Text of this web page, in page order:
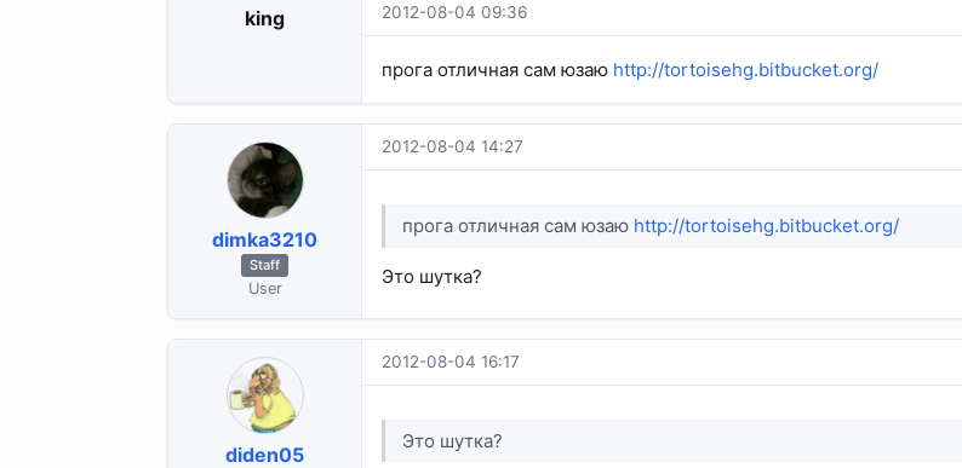
king 2012-08-04 09:36
прога отличная сам юзаю http://tortoisehg.bitbucket.org/
dimka3210
Staff
User
2012-08-04 14:27
прога отличная сам юзаю http://tortoisehg.bitbucket.org/
Это шутка?
diden05
2012-08-04 16:17
Это шутка?